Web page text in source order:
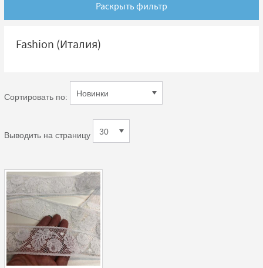
Раскрыть фильтр
Fashion (Италия)
Сортировать по:
Выводить на страницу